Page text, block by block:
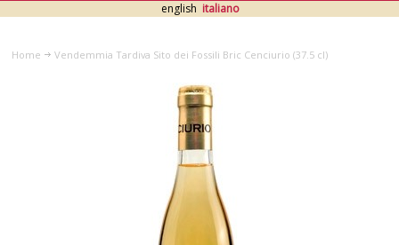
ROSSI
BIANCHI
english italiano
Home Vendemmia Tardiva Sito dei Fossili Bric Cenciurio (37.5 cl)